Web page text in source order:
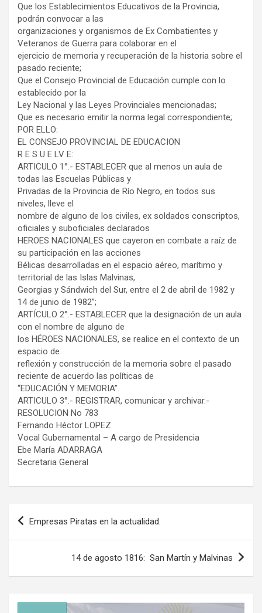
Que los Establecimientos Educativos de la Provincia,
podrán convocar a las
organizaciones y organismos de Ex Combatientes y
Veteranos de Guerra para colaborar en el
ejercicio de memoria y recuperación de la historia sobre el
pasado reciente;
Que el Consejo Provincial de Educación cumple con lo
establecido por la
Ley Nacional y las Leyes Provinciales mencionadas;
Que es necesario emitir la norma legal correspondiente;
POR ELLO:
EL CONSEJO PROVINCIAL DE EDUCACION
R E S U E LV E:
ARTICULO 1°.- ESTABLECER que al menos un aula de
todas las Escuelas Públicas y
Privadas de la Provincia de Río Negro, en todos sus
niveles, lleve el
nombre de alguno de los civiles, ex soldados conscriptos,
oficiales y suboficiales declarados
HEROES NACIONALES que cayeron en combate a raíz de
su participación en las acciones
Bélicas desarrolladas en el espacio aéreo, marítimo y
territorial de las Islas Malvinas,
Georgias y Sándwich del Sur, entre el 2 de abril de 1982 y
14 de junio de 1982”;
ARTÍCULO 2°.- ESTABLECER que la designación de un aula
con el nombre de alguno de
los HÉROES NACIONALES, se realice en el contexto de un
espacio de
reflexión y construcción de la memoria sobre el pasado
reciente de acuerdo las políticas de
“EDUCACIÓN Y MEMORIA”.
ARTICULO 3°.- REGISTRAR, comunicar y archivar.-
RESOLUCION No 783
Fernando Héctor LOPEZ
Vocal Gubernamental – A cargo de Presidencia
Ebe María ADARRAGA
Secretaria General
Navegación
Empresas Piratas en la actualidad.
14 de agosto 1816: San Martín y Malvinas